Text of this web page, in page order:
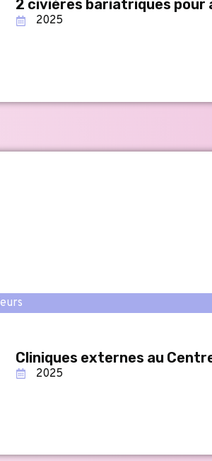
2 civières bariatriques pour
2025
Cliniques externes au
2025